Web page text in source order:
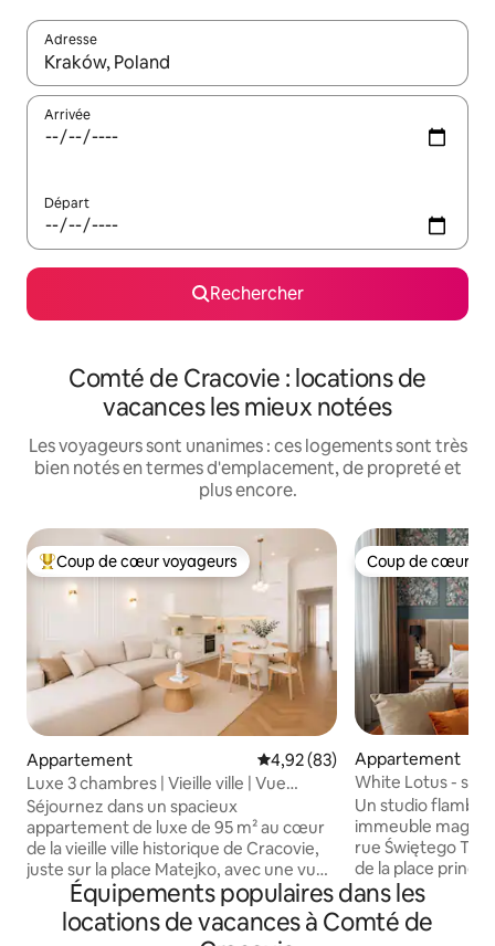
Adresse
Lorsque les résultats s'affichent, utilisez les flèches vers le
Arrivée
Départ
Rechercher
Comté de Cracovie : locations de
vacances les mieux notées
Les voyageurs sont unanimes : ces logements sont très
bien notés en termes d'emplacement, de propreté et
plus encore.
Coups de cœur voyageurs les plus appréciés
Coup de cœur voyageurs
Appartement Évaluation moyenne sur la
4,92 (83)
Luxe 3 chambres | Vieille ville | Vue
imprenable et climatisation
Séjournez dans un spacieux
appartement de luxe de 95 m² au cœur
de la vieille ville historique de Cracovie,
juste sur la place Matejko, avec une vue
imprenable sur une église médiévale.
Récemment rénové, il allie élégance
rétro et confort moderne. Profitez de
Coup de cœur
Coup de cœur
Appartement
White Lotus -
Un studio
immeuble
rue Świętego
de la place
un canapé-lit
jusqu'à quatre
climatisation, une
Équipements populaires dans les
locations de vacances à Comté de